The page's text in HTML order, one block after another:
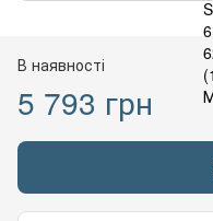
В наявності
5 793 грн